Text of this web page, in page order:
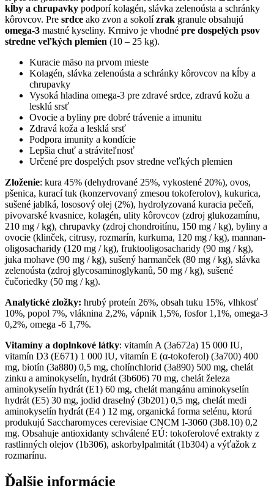
kĺby a chrupavky podporí kolagén, slávka zelenoústa a schránky
kôrovcov. Pre srdce ako zvon a sokolízrak granule obsahujú
omega-3 mastné kyseliny. Krmivo je vhodné pre dospelých psov
stredne veľkých plemien (10 – 25 kg).
Kuracie mäso na prvom mieste
Kolagén, slávka zelenoústa a schránky kôrovcov na kĺby a
chrupavky
Vysoká hladina omega-3 pre zdravé srdce, zdravú kožu a
lesklú srsť
Ovocie a byliny pre dobré trávenie a imunitu
Zdravá koža a lesklá srsť
Podpora imunity a kondície
Lepšia chuť a stráviteľnosť
Určené pre dospelých psov stredne veľkých plemien
Zloženie: kura 45% (dehydrované 25%, vykostené 20%), ovos,
pšenica, kurací tuk (konzervovaný zmesou tokoferolov), kukurica,
sušené jablká, lososový olej (2%), hydrolyzovaná kuracia pečeň,
pivovarské kvasnice, kolagén, ulity kôrovcov (zdroj glukozamínu,
210 mg / kg), chrupavky (zdroj chondroitínu, 150 mg / kg), byliny a
ovocie (klinček, citrusy, rozmarín, kurkuma, 120 mg / kg), mannan-
oligosacharidy (120 mg / kg), fruktooligosacharidy (90 mg / kg),
juka mohave (90 mg / kg), sušený harmanček (80 mg / kg), slávka
zelenoústa (zdroj glycosaminoglykanů, 50 mg / kg), sušené
čučoriedky (50 mg / kg).
Analytické zložky: hrubý proteín 26%, obsah tuku 15%, vlhkosť
10%, popol 7%, vláknina 2,2%, vápnik 1,5%, fosfor 1,1%, omega-3
0,2%, omega -6 1,7%.
Vitamíny a doplnkové látky: vitamín A (3a672a) 15 000 IU,
vitamín D3 (E671) 1 000 IU, vitamín E (α-tokoferol) (3a700) 400
mg, biotín (3a880) 0,5 mg, cholínchlorid (3a890) 500 mg, chelát
zinku a aminokyselín, hydrát (3b606) 70 mg, chelát železa
aminokyselín hydrát (E1) 60 mg, chelát mangánu aminokyselín
hydrát (E5) 30 mg, jodid draselný (3b201) 0,5 mg, chelát medi
aminokyselín hydrát (E4 ) 12 mg, organická forma selénu, ktorú
produkujú Saccharomyces cerevisiae CNCM I-3060 (3b8.10) 0,2
mg. Obsahuje antioxidanty schválené EÚ: tokoferolové extrakty z
rastlinných olejov (1b306), askorbylpalmitát (1b304) a výťažok z
rozmarínu.
Ďalšie informácie